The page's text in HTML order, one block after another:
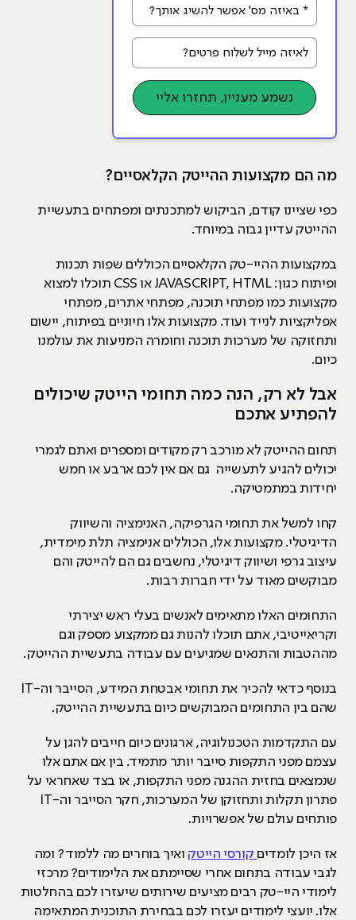
לאיזה מייל לשלוח פרטים?
נשמע מעניין, תחזרו אליי
מה הם מקצועות ההייטק הקלאסיים?
כפי שציינו קודם, הביקוש למתכנתים ומפתחים בתעשיית
ההייטק עדיין גבוה במיוחד.
במקצועות ההיי-טק הקלאסיים הכוללים שפות תכנות
ופיתוח כגון: JAVASCRIPT, HTML או CSS תוכלו למצוא
מקצועות כמו מפתחי תוכנה, מפתחי אתרים, מפתחי
אפליקציות לנייד ועוד. מקצועות אלו חיוניים בפיתוח, יישום
ותחזוקה של מערכות תוכנה וחומרה המניעות את עולמנו
כיום.
אבל לא רק, הנה כמה תחומי הייטק שיכולים
להפתיע אתכם
תחום ההייטק לא מורכב רק מקודים ומספרים ואתם לגמרי
יכולים להגיע לתעשייה גם אם אין לכם ארבע או חמש
יחידות במתמטיקה.
קחו למשל את תחומי הגרפיקה, האנימציה והשיווק
הדיגיטלי. מקצועות אלו, הכוללים אנימציה תלת מימדית,
עיצוב גרפי ושיווק דיגיטלי, נחשבים גם הם להייטק והם
מבוקשים מאוד על ידי חברות רבות.
התחומים האלו מתאימים לאנשים בעלי ראש יצירתי
וקריאייטיבי, אתם תוכלו להנות גם ממקצוע מספק וגם
מההטבות והתנאים שמגיעים עם עבודה בתעשיית ההייטק.
בנוסף כדאי להכיר את תחומי אבטחת המידע, הסייבר וה-IT
שהם בין התחומים המבוקשים כיום בתעשיית ההייטק.
עם התקדמות הטכנולוגיה, ארגונים כיום חייבים להגן על
עצמם מפני התקפות סייבר יותר מתמיד. בין אם אתם אלו
שנמצאים בחזית ההגנה מפני התקפות, או בצד שאחראי על
פתרון תקלות ותחזוקן של המערכות, חקר הסייבר וה-IT
פותחים עולם של אפשרויות.
אז היכן לומדים קורסי הייטק ואיך בוחרים מה ללמוד? ומה
לגבי עבודה בתחום אחרי שסיימתם את הלימודים? מרכזי
לימודי היי-טק רבים מציעים שירותים שיעזרו לכם בהחלטות
אלו. יועצי לימודים יעזרו לכם בבחירת התוכנית המתאימה